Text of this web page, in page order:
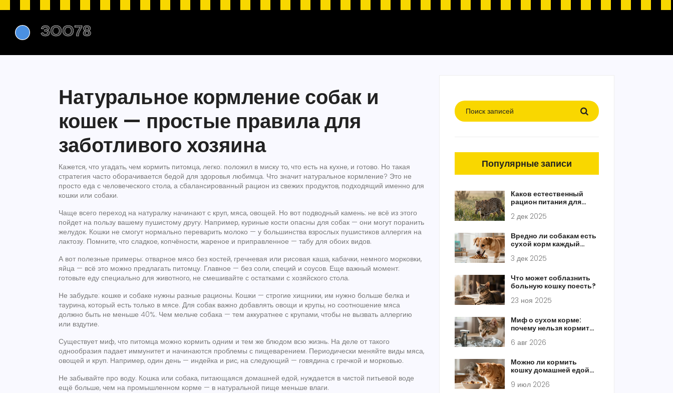
Натуральное кормление собак и
кошек — простые правила для
заботливого хозяина
Кажется, что угадать, чем кормить питомца, легко: положил в миску то, что есть на кухне, и готово. Но такая
стратегия часто оборачивается бедой для здоровья любимца. Что значит натуральное кормление? Это не
просто еда с человеческого стола, а сбалансированный рацион из свежих продуктов, подходящий именно для
кошки или собаки.
Чаще всего переход на натуралку начинают с круп, мяса, овощей. Но вот подводный камень: не всё из этого
пойдет на пользу вашему пушистому другу. Например, куриные кости опасны для собак — они могут поранить
желудок. Кошки не смогут нормально переварить молоко — у большинства взрослых пушистиков аллергия на
лактозу. Помните, что сладкое, копчёности, жареное и приправленное — табу для обоих видов.
А вот полезные примеры: отварное мясо без костей, гречневая или рисовая каша, кабачки, немного морковки,
яйца — всё это можно предлагать питомцу. Главное — без соли, специй и соусов. Еще важный момент:
готовьте еду специально для животного, не смешивайте с остатками с хозяйского стола.
Не забудьте: кошке и собаке нужны разные рационы. Кошки — строгие хищники, им нужно больше белка и
таурина, который есть только в мясе. Для собак важно добавлять овощи и крупы, но соотношение мяса
должно быть не меньше 40%. Чем мельче собака — тем аккуратнее с крупами, чтобы не вызвать аллергию
или вздутие.
Существует миф, что питомца можно кормить одним и тем же блюдом всю жизнь. На деле от такого
однообразия падает иммунитет и начинаются проблемы с пищеварением. Периодически меняйте виды мяса,
овощей и круп. Например, один день — индейка и рис, на следующий — говядина с гречкой и морковью.
Не забывайте про воду. Кошка или собака, питающаяся домашней едой, нуждается в чистой питьевой воде
ещё больше, чем на промышленном корме — в натуральной пище меньше влаги.
Популярные записи
Каков естественный
рацион питания для
дикой природе
2 дек 2025
Вредно ли собакам есть
сухой корм каждый
3 дек 2025
Что может соблазнить
больную кошку поесть?
23 ноя 2025
Миф о сухом корме:
почему нельзя кормить
кормом и как составить
6 авг 2026
Можно ли кормить
кошку домашней едой
правила и меню
9 июл 2026